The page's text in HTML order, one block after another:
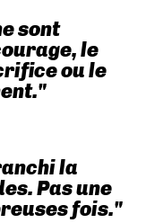
sont
le
ou le
la
Pas une
fois."